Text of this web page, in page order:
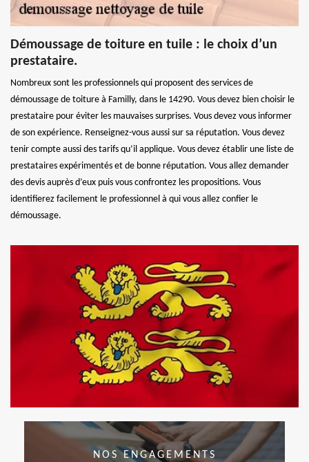
Démoussage de toiture en tuile : le choix d’un
prestataire.
Nombreux sont les professionnels qui proposent des services de
démoussage de toiture à Familly, dans le 14290. Vous devez bien choisir le
prestataire pour éviter les mauvaises surprises. Vous devez vous informer
de son expérience. Renseignez-vous aussi sur sa réputation. Vous devez
tenir compte aussi des tarifs qu’il applique. Vous devez établir une liste de
prestataires expérimentés et de bonne réputation. Vous allez demander
des devis auprès d’eux puis vous confrontez les propositions. Vous
identifierez facilement le professionnel à qui vous allez confier le
démoussage.
NOS ENGAGEMENTS